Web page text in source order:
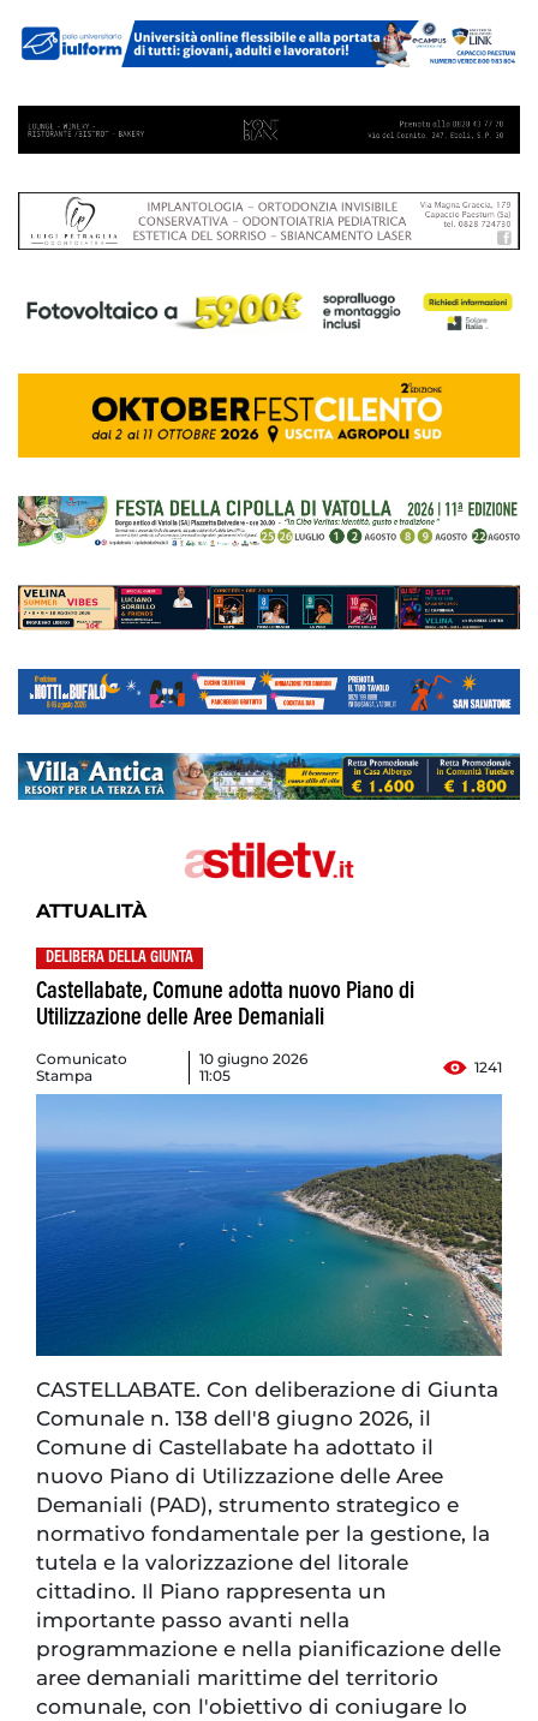
ATTUALITÀ
DELIBERA DELLA GIUNTA
Castellabate, Comune adotta nuovo Piano di
Utilizzazione delle Aree Demaniali
Comunicato
Stampa
10 giugno 2026
11:05
1241
CASTELLABATE. Con deliberazione di Giunta
Comunale n. 138 dell'8 giugno 2026, il
Comune di Castellabate ha adottato il
nuovo Piano di Utilizzazione delle Aree
Demaniali (PAD), strumento strategico e
normativo fondamentale per la gestione, la
tutela e la valorizzazione del litorale
cittadino. Il Piano rappresenta un
importante passo avanti nella
programmazione e nella pianificazione delle
aree demaniali marittime del territorio
comunale, con l'obiettivo di coniugare lo